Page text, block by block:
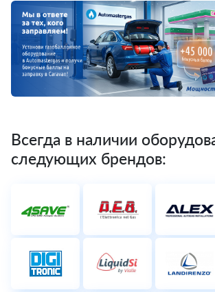
Всегда в наличии
следующих брендов: